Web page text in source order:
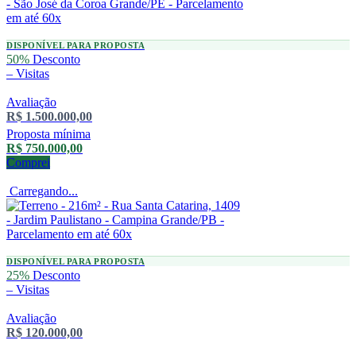
DISPONÍVEL PARA PROPOSTA
50% Desconto
– Visitas
Avaliação
R$ 1.500.000,00
Proposta mínima
R$ 750.000,00
Comprei
Carregando...
DISPONÍVEL PARA PROPOSTA
25% Desconto
– Visitas
Avaliação
R$ 120.000,00